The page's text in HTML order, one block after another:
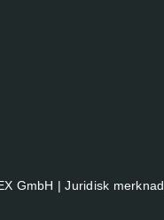
GmbH |Juridisk merknad